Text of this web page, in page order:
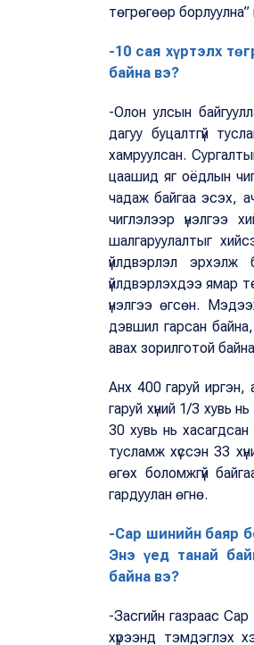
төгрөгөөр борлуулна”
-10 сая хүртэлх
байна вэ?
-Олон улсын
дагуу буцалтгүй
хамруулсан.
цаашид яг оёдлын
чадаж байгаа эсэх,
чиглэлээр үнэлгээ
шалгаруулалтыг
үйлдвэрлэл эрхэлж
үйлдвэрлэхдээ ямар
үнэлгээ өгсөн.
дэвшил гарсан
авах зорилготой
Анх 400 гаруй иргэн,
гаруй хүний 1/3 хувь
30 хувь нь хасагдсан
тусламж хүссэн 33
өгөх боломжгүй
гардуулан өгнө.
-Сар шинийн баяр
Энэ үед танай
байна вэ?
-Засгийн газраас Сар
хүрээнд тэмдэглэх